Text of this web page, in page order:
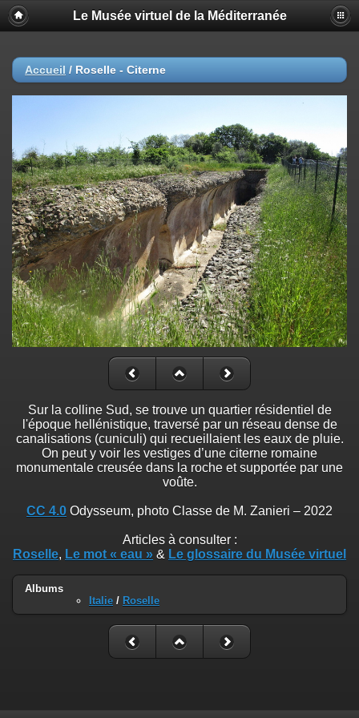
Le Musée virtuel de la Méditerranée
Accueil / Roselle - Citerne
Sur la colline Sud, se trouve un quartier résidentiel de
l'époque hellénistique, traversé par un réseau dense de
canalisations (cuniculi) qui recueillaient les eaux de pluie.
On peut y voir les vestiges d’une citerne romaine
monumentale creusée dans la roche et supportée par une
voûte.
CC 4.0 Odysseum, photo Classe de M. Zanieri – 2022
Articles à consulter :
Roselle, Le mot « eau » & Le glossaire du Musée virtuel
Albums
Italie / Roselle